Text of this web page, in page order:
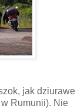
jak dziurawe
Rumunii). Nie